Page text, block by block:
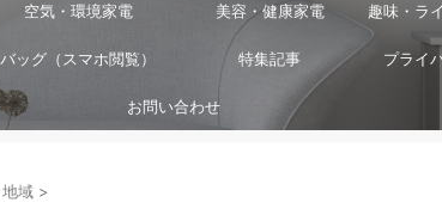
空気・環境家電 美容・健康家電 趣味・ラ
バッグ（スマホ閲覧） 特集記事 プライ
お問い合わせ
地域 >